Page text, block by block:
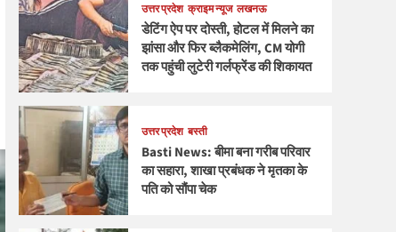
उत्तर प्रदेश क्राइम न्यूज लखनऊ
डेटिंग ऐप पर दोस्ती, होटल में मिलने का
झांसा और फिर ब्लैकमेलिंग, CM योगी
तक पहुंची लुटेरी गर्लफ्रेंड की शिकायत
उत्तर प्रदेश बस्ती
Basti News: बीमा बना गरीब परिवार
का सहारा, शाखा प्रबंधक ने मृतका के
पति को सौंपा चेक